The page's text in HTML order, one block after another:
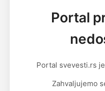
Portal
Portal svevesti.rs
Zahvaljujemo